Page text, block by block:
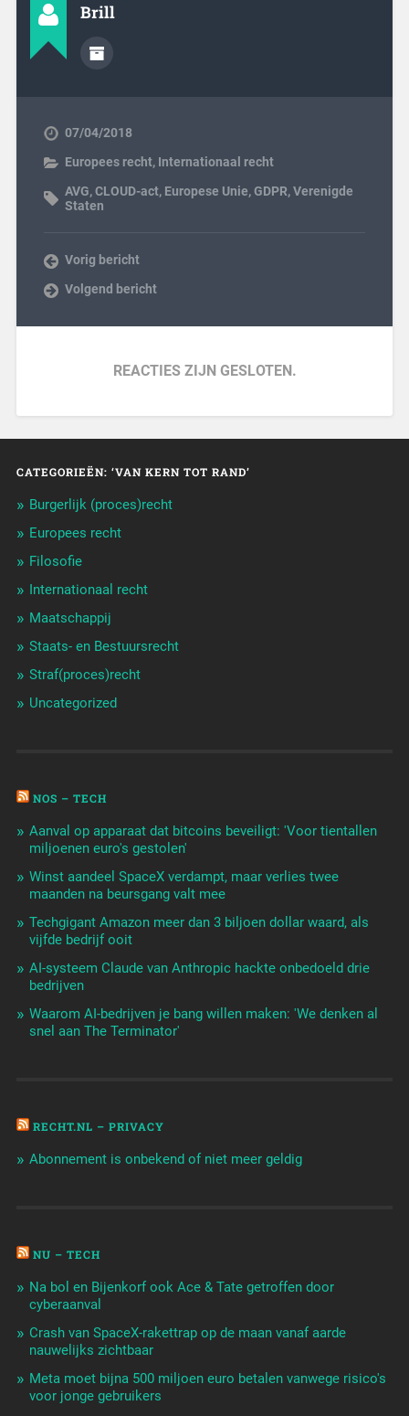
Brill
07/04/2018
Europees recht, Internationaal recht
AVG,CLOUD-act, Europese Unie,GDPR,Verenigde
Staten
Vorig bericht
Volgend bericht
REACTIES ZIJN GESLOTEN.
CATEGORIEËN: ‘VAN KERN TOT RAND’
Burgerlijk (proces)recht
Europees recht
Filosofie
Internationaal recht
Maatschappij
Staats- en Bestuursrecht
Straf(proces)recht
Uncategorized
NOS – TECH
Aanval op apparaat dat bitcoins beveiligt: 'Voor tientallen
miljoenen euro's gestolen'
Winst aandeel SpaceX verdampt, maar verlies twee
maanden na beursgang valt mee
Techgigant Amazon meer dan 3 biljoen dollar waard, als
vijfde bedrijf ooit
AI-systeem Claude van Anthropic hackte onbedoeld drie
bedrijven
Waarom AI-bedrijven je bang willen maken: 'We denken al
snel aan The Terminator'
RECHT.NL – PRIVACY
Abonnement is onbekend of niet meer geldig
NU – TECH
Na bol en Bijenkorf ook Ace & Tate getroffen door
cyberaanval
Crash van SpaceX-rakettrap op de maan vanaf aarde
nauwelijks zichtbaar
Meta moet bijna 500 miljoen euro betalen vanwege risico's
voor jonge gebruikers